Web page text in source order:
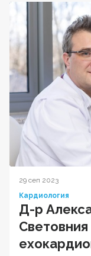
29 сеп 2023
Кардиология
Д-р
Световния